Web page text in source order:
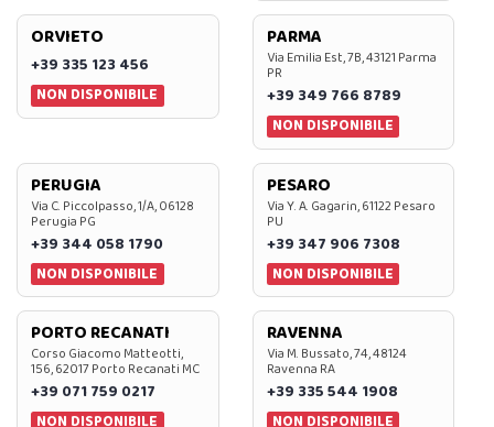
ORVIETO
+39 335 123 456
NON DISPONIBILE
PARMA
Via Emilia Est, 7B, 43121 Parma
PR
+39 349 766 8789
NON DISPONIBILE
PERUGIA
Via C. Piccolpasso, 1/A, 06128
Perugia PG
+39 344 058 1790
NON DISPONIBILE
PESARO
Via Y. A. Gagarin, 61122 Pesaro
PU
+39 347 906 7308
NON DISPONIBILE
PORTO RECANATI
Corso Giacomo Matteotti,
156, 62017 Porto Recanati MC
+39 071 759 0217
NON DISPONIBILE
RAVENNA
Via M. Bussato, 74, 48124
Ravenna RA
+39 335 544 1908
NON DISPONIBILE